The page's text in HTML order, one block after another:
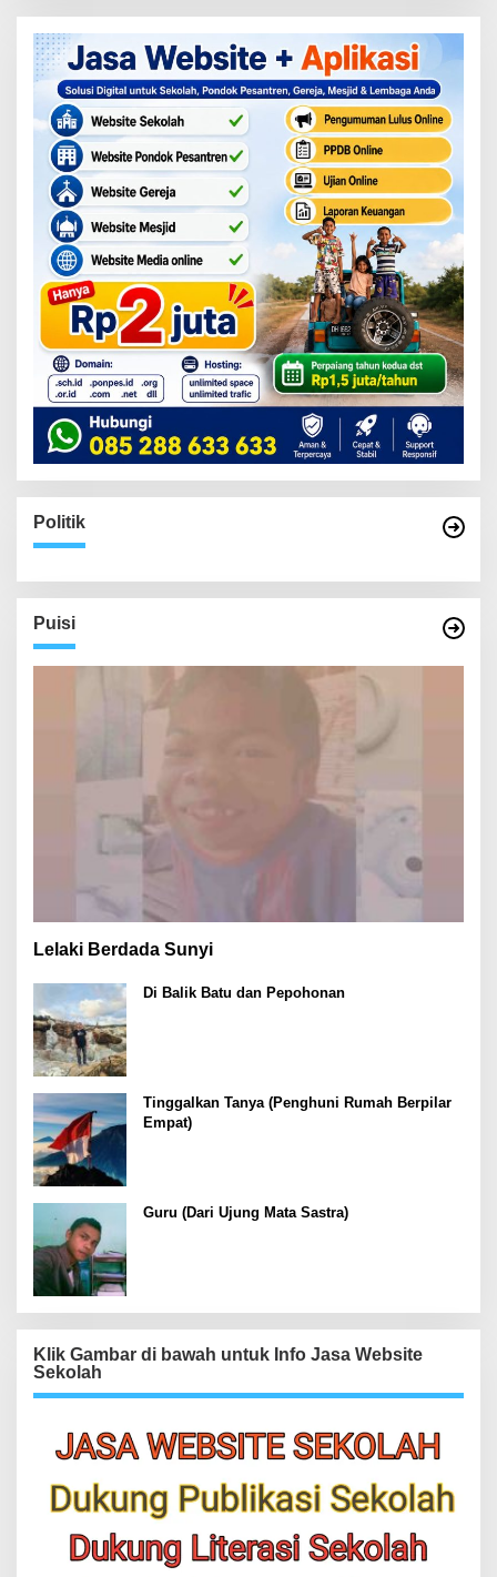
Politik
Puisi
Lelaki Berdada Sunyi
Di Balik Batu dan Pepohonan
Tinggalkan Tanya (Penghuni Rumah Berpilar
Empat)
Guru (Dari Ujung Mata Sastra)
Klik Gambar di bawah untuk Info Jasa Website
Sekolah